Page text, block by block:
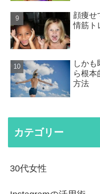
顔痩せ
情筋ト
しか
ら根本
方法
カテゴリー
30代女性